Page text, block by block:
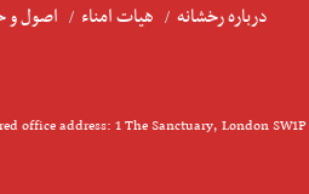
درباره رخشانه هیات امناء اصول و
office address: 1 The Sanctuary, London SW1P